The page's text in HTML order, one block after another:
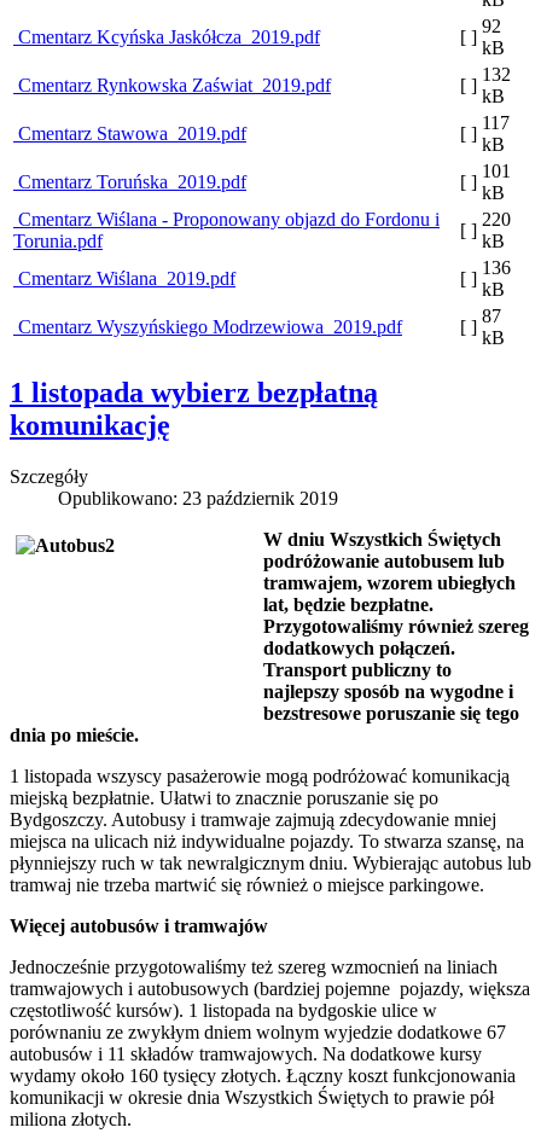
Cmentarz Kcyńska Jaskółcza_2019.pdf
[ ]
92
kB
Cmentarz Rynkowska Zaświat_2019.pdf
[ ]
132
kB
Cmentarz Stawowa_2019.pdf
[ ]
117
kB
Cmentarz Toruńska_2019.pdf
[ ]
101
kB
Cmentarz Wiślana - Proponowany objazd do Fordonu i
Torunia.pdf
[ ]
220
kB
Cmentarz Wiślana_2019.pdf
[ ]
136
kB
Cmentarz Wyszyńskiego Modrzewiowa_2019.pdf
[ ]
87
kB
1 listopada wybierz bezpłatną
komunikację
Szczegóły
Opublikowano: 23 październik 2019
W dniu Wszystkich Świętych
podróżowanie autobusem lub
tramwajem, wzorem ubiegłych
lat, będzie bezpłatne.
Przygotowaliśmy również szereg
dodatkowych połączeń.
Transport publiczny to
najlepszy sposób na wygodne i
bezstresowe poruszanie się tego
dnia po mieście.
1 listopada wszyscy pasażerowie mogą podróżować komunikacją
miejską bezpłatnie. Ułatwi to znacznie poruszanie się po
Bydgoszczy. Autobusy i tramwaje zajmują zdecydowanie mniej
miejsca na ulicach niż indywidualne pojazdy. To stwarza szansę, na
płynniejszy ruch w tak newralgicznym dniu. Wybierając autobus lub
tramwaj nie trzeba martwić się również o miejsce parkingowe.
Więcej autobusów i tramwajów
Jednocześnie przygotowaliśmy też szereg wzmocnień na liniach
tramwajowych i autobusowych (bardziej pojemne pojazdy, większa
częstotliwość kursów). 1 listopada na bydgoskie ulice w
porównaniu ze zwykłym dniem wolnym wyjedzie dodatkowe 67
autobusów i 11 składów tramwajowych. Na dodatkowe kursy
wydamy około 160 tysięcy złotych. Łączny koszt funkcjonowania
komunikacji w okresie dnia Wszystkich Świętych to prawie pół
miliona złotych.